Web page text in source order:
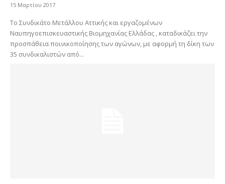
15 Μαρτίου 2017
Το Συνδικάτο Μετάλλου Αττικής και εργαζομένων
Ναυπηγοεπισκευαστικής Βιομηχανίας Ελλάδας , καταδικάζει την
προσπάθεια ποινικοποίησης των αγώνων, με αφορμή τη δίκη των
35 συνδικαλιστών από...